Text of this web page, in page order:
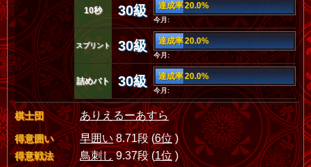
10秒 30級 達成率 20.0%
今月:
スプリント 30級 達成率 20.0%
今月:
詰めバト 30級 達成率 20.0%
今月:
棋士団 ありえるーあすら
得意囲い 早囲い8.71段 (6位)
得意戦法 鳥刺し9.37段 (1位)